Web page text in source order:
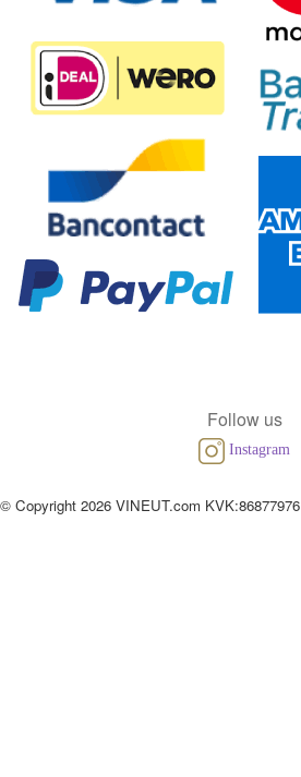
Follow us
Instagram
© Copyright 2026 VINEUT.com KVK:86877976